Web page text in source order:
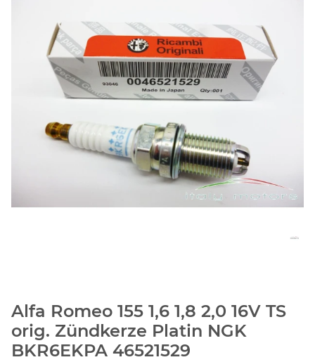
Alfa Romeo 155 1,6 1,8 2,0 16V TS
orig. Zündkerze Platin NGK
BKR6EKPA 46521529